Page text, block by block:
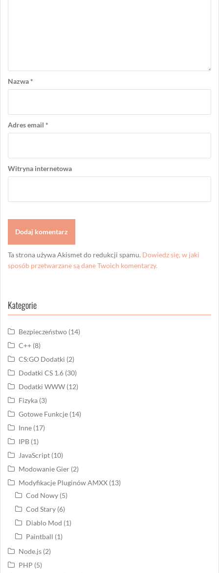
Nazwa*
Adres email *
Witryna internetowa
Ta strona używa Akismet do redukcji spamu. Dowiedz się, w jaki
sposób przetwarzane są dane Twoich komentarzy.
Kategorie
Bezpieczeństwo (14)
C++ (8)
CS:GO Dodatki (2)
Dodatki CS 1.6 (30)
Dodatki WWW (12)
Fizyka (3)
Gotowe Funkcje (14)
Inne (17)
IPB (1)
JavaScript (10)
Modowanie Gier (2)
Modyfikacje Pluginów AMXX (13)
Cod Nowy (5)
Cod Stary (6)
Diablo Mod (1)
Paintball (1)
Node.js (2)
PHP (5)